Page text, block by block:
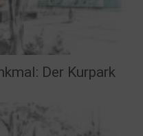
Der Kurpark